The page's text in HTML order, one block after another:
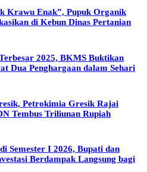
Krawu Enak”, Pupuk Organik
di Kebun Dinas Pertanian
2025, BKMS Buktikan
Dua Penghargaan dalam Sehari
Petrokimia Gresik Rajai
Tembus Triliunan Rupiah
Semester I 2026, Bupati dan
Berdampak Langsung bagi